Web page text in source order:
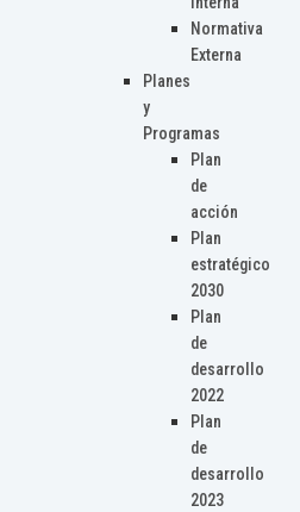
Normativa
Externa
Planes
y
Programas
Plan
de
acción
Plan
estratégico
2030
Plan
de
desarrollo
2022
Plan
de
desarrollo
2023